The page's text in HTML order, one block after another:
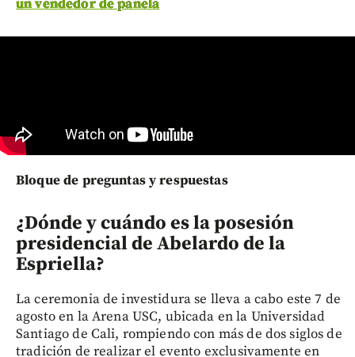
un vendedor de panela
Bloque de preguntas y respuestas
¿Dónde y cuándo es la posesión
presidencial de Abelardo de la
Espriella?
La ceremonia de investidura se lleva a cabo este 7 de
agosto en la Arena USC, ubicada en la Universidad
Santiago de Cali, rompiendo con más de dos siglos de
tradición de realizar el evento exclusivamente en